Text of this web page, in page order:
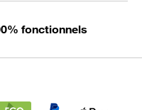
fonctionnels